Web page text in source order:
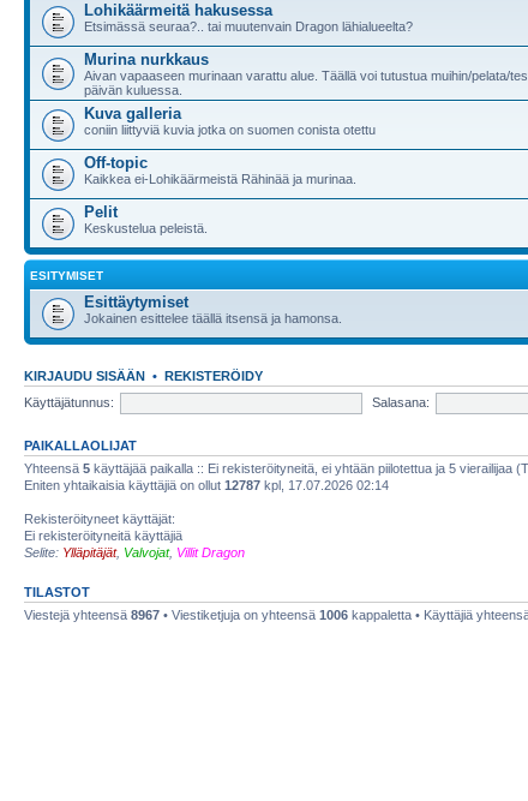
Lohikäärmeitä hakusessa
Etsimässä seuraa?.. tai muutenvain Dragon lähialueelta?
Murina nurkkaus
Aivan vapaaseen murinaan varattu alue. Täällä voi tutustua muihin/pelata/
päivän kuluessa.
Kuva galleria
coniin liittyviä kuvia jotka on suomen conista otettu
Off-topic
Kaikkea ei-Lohikäärmeistä Rähinää ja murinaa.
Pelit
Keskustelua peleistä.
ESITYMISET
Esittäytymiset
Jokainen esittelee täällä itsensä ja hamonsa.
KIRJAUDU SISÄÄN • REKISTERÖIDY
Käyttäjätunnus:
Salasana:
PAIKALLAOLIJAT
Yhteensä 5 käyttäjää paikalla :: Ei rekisteröityneitä, ei yhtään piilotettua ja 5 vierailijaa
Eniten yhtaikaisia käyttäjiä on ollut 12787 kpl, 17.07.2026 02:14
Rekisteröityneet käyttäjät:
Ei rekisteröityneitä käyttäjiä
Selite: Ylläpitäjät, Valvojat, Villit Dragon
TILASTOT
Viestejä yhteensä 8967 • Viestiketjuja on yhteensä 1006 kappaletta • Käyttäjiä